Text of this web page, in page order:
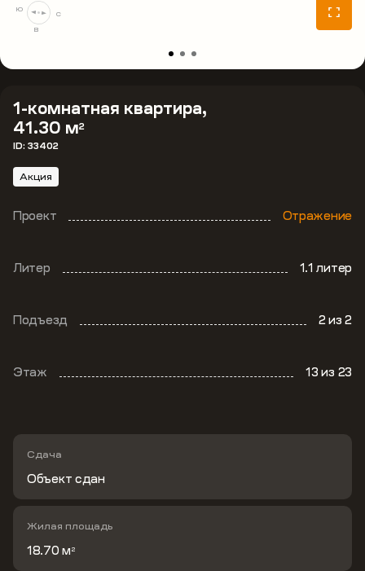
1-комнатная квартира,
41.30 м2
ID: 33402
Акция
Проект Отражение
Литер 1.1 литер
Подъезд 2из 2
Этаж 13из 23
Сдача
Объект сдан
Жилая площадь
18.70 м 2
С
В
Ю